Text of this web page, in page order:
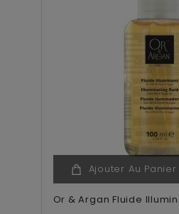
Ajouter Au Panier
Or & Argan Fluide